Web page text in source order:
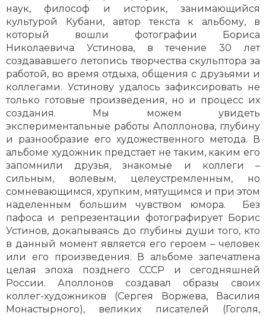
наук, философ и историк, занимающийся
культурой Кубани, автор текста к альбому, в
который вошли фотографии Бориса
Николаевича Устинова, в течение 30 лет
создававшего летопись творчества скульптора за
работой, во время отдыха, общения с друзьями и
коллегами. Устинову удалось зафиксировать не
только готовые произведения, но и процесс их
создания. Мы можем увидеть
экспериментальные работы Аполлонова, глубину
и разнообразие его художественного метода. В
альбоме художник предстает не таким, каким его
запомнили друзья, знакомые и коллеги –
сильным, волевым, целеустремленным, но
сомневающимся, хрупким, мятущимся и при этом
наделенным большим чувством юмора. Без
пафоса и репрезентации фотографирует Борис
Устинов, докапываясь до глубины души того, кто
в данный момент является его героем – человек
или его произведения. В альбоме запечатлена
целая эпоха позднего СССР и сегодняшней
России. Аполлонов создавал образы своих
коллег-художников (Сергея Воржева, Василия
Монастырного), великих писателей (Гоголя,